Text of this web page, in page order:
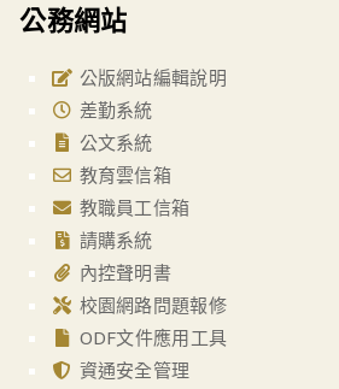
公務網站
公版網站編輯說明
差勤系統
公文系統
教育雲信箱
教職員工信箱
請購系統
內控聲明書
校園網路問題報修
ODF文件應用工具
資通安全管理